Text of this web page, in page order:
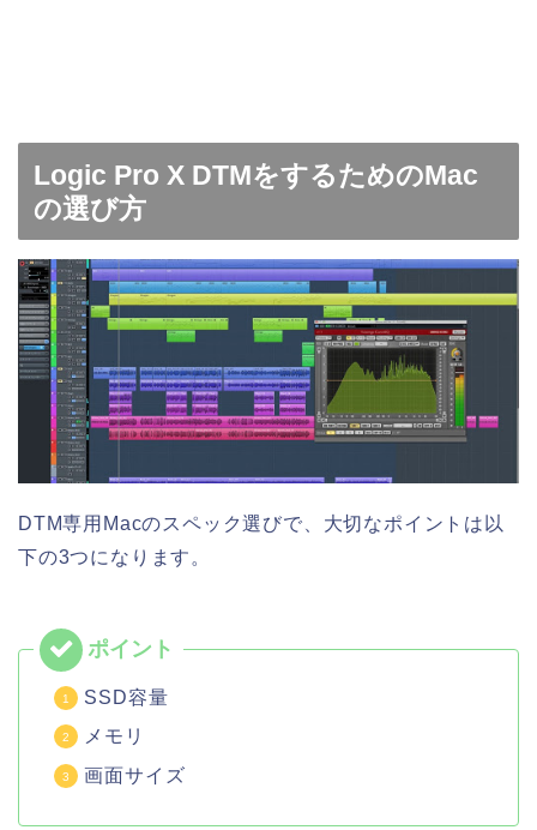
Logic Pro X DTMをするためのMac
の選び方
DTM専用Macのスペック選びで、大切なポイントは以
下の3つになります。
SSD容量
メモリ
画面サイズ